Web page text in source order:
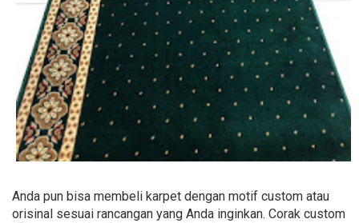
Anda pun bisa membeli karpet dengan motif custom atau
orisinal sesuai rancangan yang Anda inginkan. Corak custom